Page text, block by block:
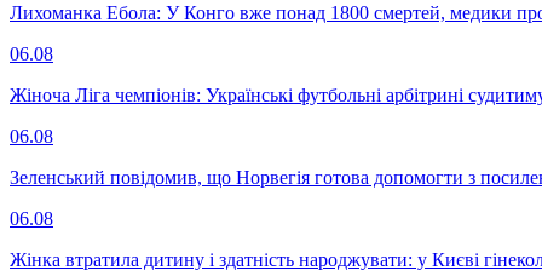
Лихоманка Ебола: У Конго вже понад 1800 смертей, медики
06.08
Жіноча Ліга чемпіонів: Українські футбольні арбітрині
06.08
Зеленський повідомив, що Норвегія готова допомогти з
06.08
Жінка втратила дитину і здатність народжувати: у Києві